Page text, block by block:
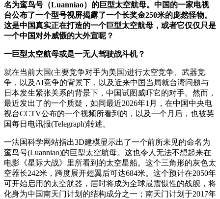
名为鸾鸟号（Luanniao）的巨型太空航母。中国的一家电视
台公布了一个型号视屏揭露了一个长奖金250米的庞然怪物。
这是中国真实正在打造的一个巨型太空航母，或者它仅仅只是
一个中国对外威慑的大外宣呢？
一巨型太空航母或是一无人驾驶战斗机？
就在当前大国(主要竞争对手为美国)进行太空竞争、武器竞
争，以及AI竞争的背景下，以及近来中国当局就台湾问题与
日本发生紧张关系的背景下，中国试图威吓它的对手。然而，
最近发出了的一个质疑，如同最近2026年1月，在中国中央电
视台CCTV公布的一个视频所看到的，以及一个月后，也被英
国每日电讯报(Telegraph)转述。
一法国科学网站指出3D建模显示出了一个前所未见的命名为
鸾鸟号(Luanniao)的巨型太空航母。这也令人无法不想起来在
电影《星际大战》里所看到的太空星船。这个三角形的灰色太
空器长242米，跨度展开翅翼后可达684米。这个预计在2050年
可开始启用的太空航器，届时将成为全球最震慑性的战舰，将
化身为中国南天门计划的结构成分之一；南天门计划于2017年